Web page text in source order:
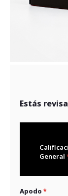
Estás
General
Apodo